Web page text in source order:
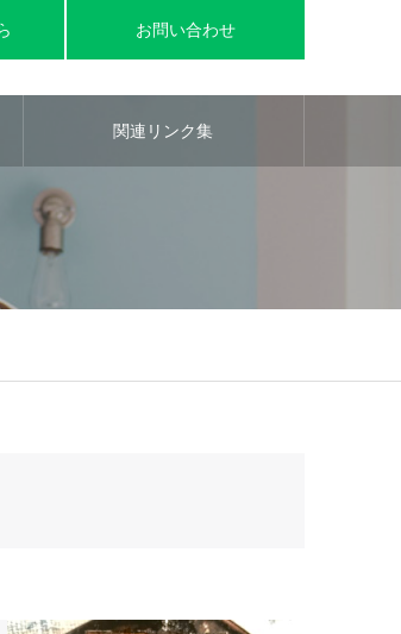
お問い合わせ
関連リンク集